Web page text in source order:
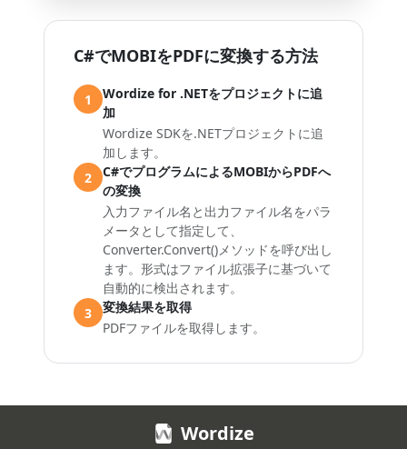
C#でMOBIをPDFに変換する方法
1
Wordize for .NETをプロジェクトに追
加
Wordize SDKを.NETプロジェクトに追
加します。
2
C#でプログラムによるMOBIからPDFへ
の変換
入力ファイル名と出力ファイル名をパラ
メータとして指定して、
Converter.Convert()メソッドを呼び出し
ます。形式はファイル拡張子に基づいて
自動的に検出されます。
3
変換結果を取得
PDFファイルを取得します。
Wordize